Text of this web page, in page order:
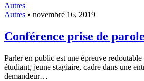
Autres
Autres • novembre 16, 2019
Conférence prise de
Parler en public est une épreuve
étudiant, jeune stagiaire, cadre dans une
demandeur…